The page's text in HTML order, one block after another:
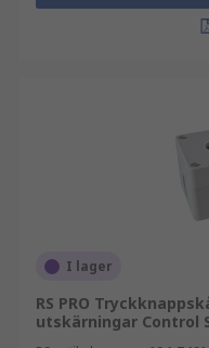
I lager
RS PRO
utskärningar Control